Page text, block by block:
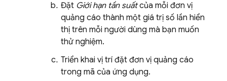
Đặt Giới hạn tần suấtcủa mỗi đơn vị
quảng cáo thành một giá trị số lần hiển
thị trên mỗi người dùng mà bạn muốn
thử nghiệm.
Triển khai vị trí đặt đơn vị quảng cáo
trong mã của ứng dụng.